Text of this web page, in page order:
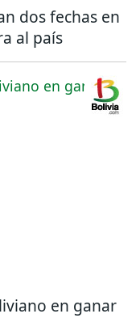
dos fechas en
al país
en ganar